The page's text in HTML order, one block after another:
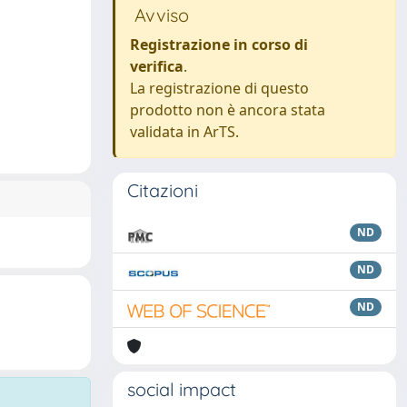
Avviso
Registrazione in corso di
verifica.
La registrazione di questo
prodotto non è ancora stata
validata in ArTS.
Citazioni
ND
ND
ND
social impact